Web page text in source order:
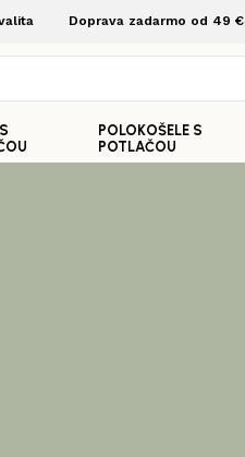
Doprava zadarmo od 49 €
POLOKOŠELE S
POTLAČOU